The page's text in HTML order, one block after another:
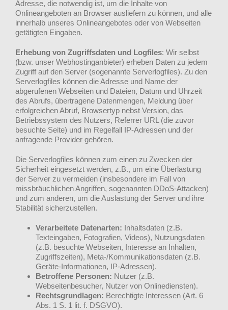
Adresse, die notwendig ist, um die Inhalte von
Onlineangeboten an Browser ausliefern zu können, und alle
innerhalb unseres Onlineangebotes oder von Webseiten
getätigten Eingaben.
Erhebung von Zugriffsdaten und Logfiles: Wir selbst
(bzw. unser Webhostinganbieter) erheben Daten zu jedem
Zugriff auf den Server (sogenannte Serverlogfiles). Zu den
Serverlogfiles können die Adresse und Name der
abgerufenen Webseiten und Dateien, Datum und Uhrzeit
des Abrufs, übertragene Datenmengen, Meldung über
erfolgreichen Abruf, Browsertyp nebst Version, das
Betriebssystem des Nutzers, Referrer URL (die zuvor
besuchte Seite) und im Regelfall IP-Adressen und der
anfragende Provider gehören.
Die Serverlogfiles können zum einen zu Zwecken der
Sicherheit eingesetzt werden, z.B., um eine Überlastung
der Server zu vermeiden (insbesondere im Fall von
missbräuchlichen Angriffen, sogenannten DDoS-Attacken)
und zum anderen, um die Auslastung der Server und ihre
Stabilität sicherzustellen.
Verarbeitete Datenarten: Inhaltsdaten (z.B.
Texteingaben, Fotografien, Videos), Nutzungsdaten
(z.B. besuchte Webseiten, Interesse an Inhalten,
Zugriffszeiten), Meta-/Kommunikationsdaten (z.B.
Geräte-Informationen, IP-Adressen).
Betroffene Personen: Nutzer (z.B.
Webseitenbesucher, Nutzer von Onlinediensten).
Rechtsgrundlagen: Berechtigte Interessen (Art. 6
Abs. 1 S. 1 lit. f. DSGVO).